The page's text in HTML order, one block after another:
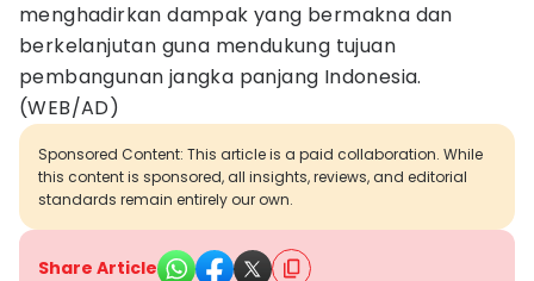
menghadirkan dampak yang bermakna dan
berkelanjutan guna mendukung tujuan
pembangunan jangka panjang Indonesia.
(WEB/AD)
Sponsored Content: This article is a paid collaboration. While
this content is sponsored, all insights, reviews, and editorial
standards remain entirely our own.
Share Article